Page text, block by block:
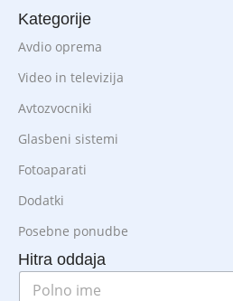
Kategorije
Avdio oprema
Video in televizija
Avtozvocniki
Glasbeni sistemi
Fotoaparati
Dodatki
Posebne ponudbe
Hitra oddaja
P